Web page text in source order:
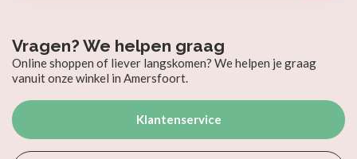
Vragen? We helpen graag
Online shoppen of liever langskomen? We helpen je graag
vanuit onze winkel in Amersfoort.
Klantenservice